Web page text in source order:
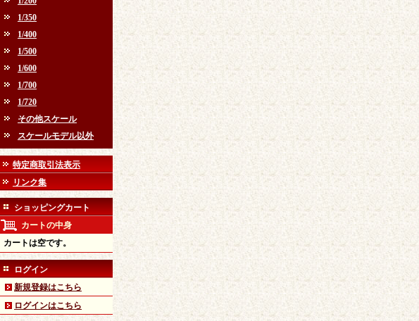
1/350
1/400
1/500
1/600
1/700
1/720
その他スケール
スケールモデル以外
特定商取引法表示
リンク集
ショッピングカート
カートの中身
カートは空です。
ログイン
新規登録はこちら
ログインはこちら